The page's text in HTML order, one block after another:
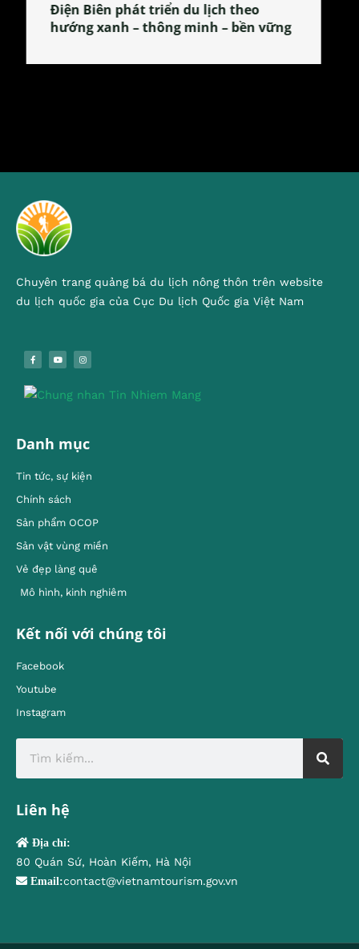
Làng làm bánh tẻ Phú Nhi – nơi lan
tỏa đặc sản xứ Đoài
Chuyên trang quảng bá du lịch nông thôn trên website
du lịch quốc gia của Cục Du lịch Quốc gia Việt Nam
Danh mục
Tin tức, sự kiện
Chính sách
Sản phẩm OCOP
Sản vật vùng miền
Vẻ đẹp làng quê
Mô hình, kinh nghiêm
Kết nối với chúng tôi
Facebook
Youtube
Instagram
Liên hệ
Địa chỉ:
80 Quán Sứ, Hoàn Kiếm, Hà Nội
Email:contact@vietnamtourism.gov.vn